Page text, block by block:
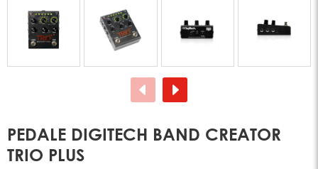
PEDALE DIGITECH BAND CREATOR
TRIO PLUS